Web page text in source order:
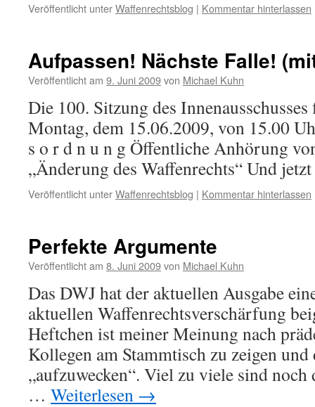
Veröffentlicht unterWaffenrechtsblog | Kommentar hinterlassen
Aufpassen! Nächste Falle!
Veröffentlicht am 9. Juni 2009von Michael Kuhn
Die 100. Sitzung des
Montag, dem 15.06.2009, von 15.00
s o r d n u n g Öffentliche Anhörung
„Änderung des Waffenrechts“ Und
Veröffentlicht unterWaffenrechtsblog | Kommentar hinterlassen
Perfekte Argumente
Veröffentlicht am 8. Juni 2009von Michael Kuhn
Das DWJ hat der aktuellen Ausgabe
aktuellen Waffenrechtsverschärfung
Heftchen ist meiner Meinung nach
Kollegen am Stammtisch zu zeigen
„aufzuwecken“. Viel zu viele sind
… Weiterlesen →